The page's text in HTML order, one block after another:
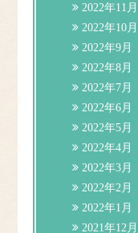
2022年11月
2022年10月
2022年9月
2022年8月
2022年7月
2022年6月
2022年5月
2022年4月
2022年3月
2022年2月
2022年1月
2021年12月